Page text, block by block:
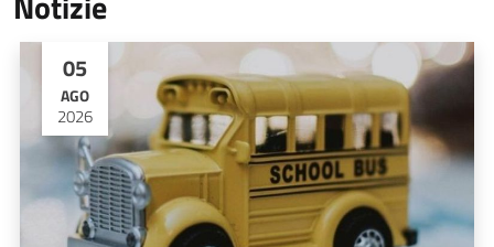
05
AGO
2026